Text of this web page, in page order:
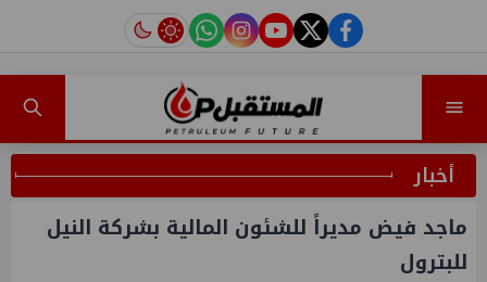
facebook
twitter
youtube
instagram
tiktok
أخبار
ماجد فيض مديراً للشئون المالية بشركة النيل
للبترول